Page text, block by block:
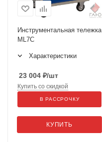
Инструментальная тележка
ML7C
Характеристики
23 004 ₽/шт
КУПИТЬ
Купить со скидкой
В РАССРОЧКУ